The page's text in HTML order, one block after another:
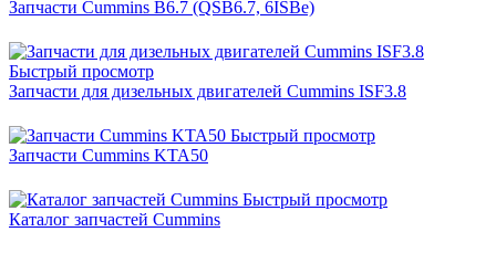
Запчасти Cummins B6.7 (QSB6.7, 6ISBe)
Быстрый просмотр
Запчасти для дизельных двигателей Cummins ISF3.8
Быстрый просмотр
Запчасти Cummins KTA50
Быстрый просмотр
Каталог запчастей Cummins